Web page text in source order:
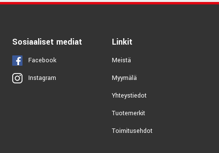
Reno RU150-WHT
TUOTENUMERO 1017581
Reno RU150-BLK
Sosiaaliset mediat
Facebook
Instagram
Linkit
Meistä
Myymälä
Yhteystiedot
Tuotemerkit
Toimitusehdot